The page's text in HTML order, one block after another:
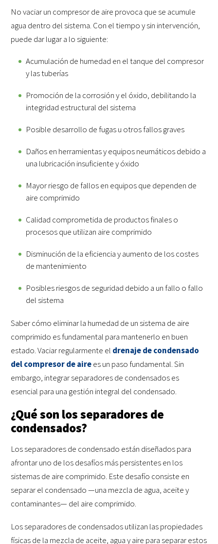
No vaciar un compresor de aire provoca que se acumule
agua dentro del sistema. Con el tiempo y sin intervención,
puede dar lugar a lo siguiente:
Acumulación de humedad en el tanque del compresor
y las tuberías
Promoción de la corrosión y el óxido, debilitando la
integridad estructural del sistema
Posible desarrollo de fugas u otros fallos graves
Daños en herramientas y equipos neumáticos debido a
una lubricación insuficiente y óxido
Mayor riesgo de fallos en equipos que dependen de
aire comprimido
Calidad comprometida de productos finales o
procesos que utilizan aire comprimido
Disminución de la eficiencia y aumento de los costes
de mantenimiento
Posibles riesgos de seguridad debido a un fallo o fallo
del sistema
Saber cómo eliminar la humedad de un sistema de aire
comprimido es fundamental para mantenerlo en buen
estado. Vaciar regularmente el drenaje de condensado
del compresor de airees un paso fundamental. Sin
embargo, integrar separadores de condensados es
esencial para una gestión integral del condensado.
¿Qué son los separadores de
condensados?
Los separadores de condensado están diseñados para
afrontar uno de los desafíos más persistentes en los
sistemas de aire comprimido. Este desafío consiste en
separar el condensado —una mezcla de agua, aceite y
contaminantes— del aire comprimido.
Los separadores de condensados utilizan las propiedades
físicas de la mezcla de aceite, agua y aire para separar estos